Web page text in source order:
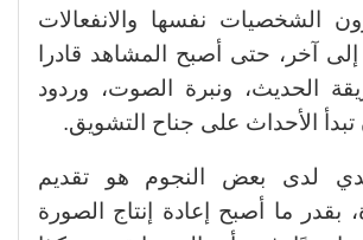
الشخصيات نفسها والانفعالات
آخر، حتى أصبح المشاهد قادرا
الحديث، ونبرة الصوت، وردود
تبدأ الأحداث على جناح التشويق.
لدى بعض النجوم هو تقديم
ما أصبح إعادة إنتاج الصورة